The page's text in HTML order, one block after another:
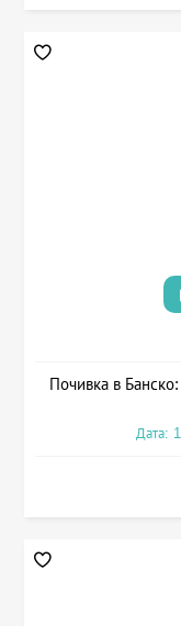
Почивка в
Дата: